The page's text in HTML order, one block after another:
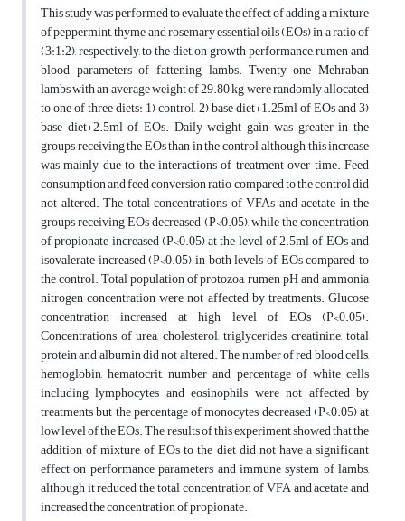
This study was performed to evaluate the effect of adding a mixture
of peppermint, thyme and rosemary essential oils (EOs) in a ratio of
(3:1:2), respectively, to the diet, on growth performance, rumen and
blood parameters of fattening lambs. Twenty-one Mehraban
lambs with an average weight of 29.80 kg were randomly allocated
to one of three diets: 1) control, 2) base diet+1.25ml of EOs and 3)
base diet+2.5ml of EOs. Daily weight gain was greater in the
groups receiving the EOs than in the control, although this increase
was mainly due to the interactions of treatment over time. Feed
consumption and feed conversion ratio compared to the control did
not altered. The total concentrations of VFAs and acetate in the
groups receiving EOs decreased (P<0.05), while the concentration
of propionate increased (P<0.05) at the level of 2.5ml of EOs and
isovalerate increased (P<0.05) in both levels of EOs compared to
the control. Total population of protozoa, rumen pH and ammonia
nitrogen concentration were not affected by treatments. Glucose
concentration increased at high level of EOs (P<0.05).
Concentrations of urea, cholesterol, triglycerides, creatinine, total
protein and albumin did not altered. The number of red blood cells,
hemoglobin, hematocrit, number and percentage of white cells
including lymphocytes and eosinophils were not affected by
treatments but the percentage of monocytes decreased (P<0.05) at
low level of the EOs. The results of this experiment showed that the
addition of mixture of EOs to the diet did not have a significant
effect on performance parameters and immune system of lambs,
although it reduced the total concentration of VFA and acetate and
increased the concentration of propionate.